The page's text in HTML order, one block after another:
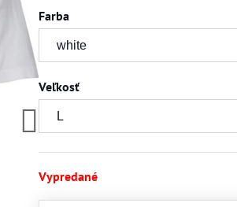
Farba
Veľkosť
Vypredané